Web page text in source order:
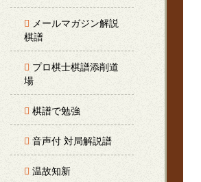
メールマガジン解説
棋譜
プロ棋士棋譜添削道
場
棋譜で勉強
音声付 対局解説譜
温故知新